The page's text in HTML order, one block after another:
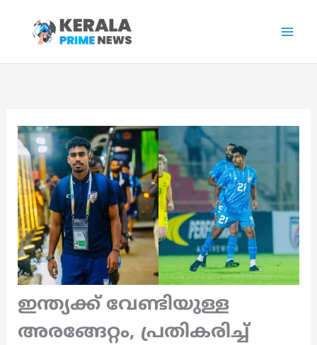
content
ഇന്ത്യക്ക് വേണ്ടിയുള്ള
അരങ്ങേറ്റം, പ്രതികരിച്ച്